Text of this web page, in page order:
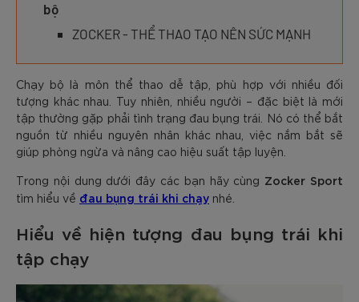
bộ
ZOCKER - THỂ THAO TẠO NÊN SỨC MẠNH
Chạy bộ là môn thể thao dễ tập, phù hợp với nhiều đối
tượng khác nhau. Tuy nhiên, nhiều người – đặc biệt là mới
tập thường gặp phải tình trạng đau bụng trái. Nó có thể bắt
nguồn từ nhiều nguyên nhân khác nhau, việc nắm bắt sẽ
giúp phòng ngừa và nâng cao hiệu suất tập luyện.
Trong nội dung dưới đây các bạn hãy cùng Zocker Sport
tìm hiểu về đau bụng trái khi chạy nhé.
Hiểu về hiện tượng đau bụng trái khi
tập chạy